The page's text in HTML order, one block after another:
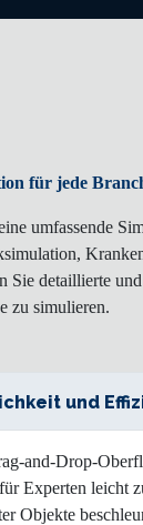
für jede
umfassende
Sie detaillierte
zu simulieren.
und
and-Drop-
Experten leicht
Objekte